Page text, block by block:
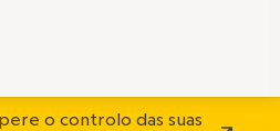
o controlo das suas